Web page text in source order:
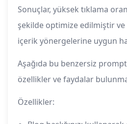
Sonuçlar, yüksek tıklama
şekilde optimize edilmiştir
içerik yönergelerine uygun
Aşağıda bu benzersiz
özellikler ve faydalar
Özellikler: